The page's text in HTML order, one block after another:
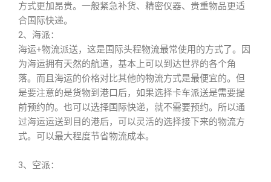
方式更加昂贵。一般紧急补货、精密仪器、贵重物品更适
合国际快递。
2、海派：
海运+物流派送，这是国际头程物流最常使用的方式了。因
为海运拥有天然的航道，基本上可以到达世界的各个角
落。而且海运的价格对比其他的物流方式是最便宜的。但
是要注意的是货物到港口后，如果选择卡车派送是需要提
前预约的。也可以选择国际快递，就不需要预约。所以通
过海运运送到目的港后，可以灵活的选择接下来的物流方
式。可以最大程度节省物流成本。
3、空派：